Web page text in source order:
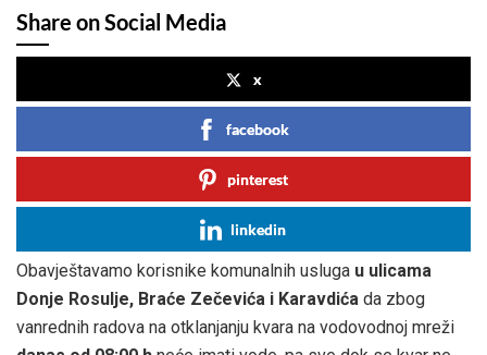
Share on Social Media
x
facebook
pinterest
linkedin
Obavještavamo korisnike komunalnih usluga u ulicama
Donje Rosulje, Braće Zečevića i Karavdića da zbog
vanrednih radova na otklanjanju kvara na vodovodnoj mreži